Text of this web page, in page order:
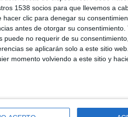
1538 socios para que llevemos a
clic para denegar su
antes de otorgar su consentimiento.
no requerir de su
se aplicarán solo a este sitio
momento volviendo a este sitio y